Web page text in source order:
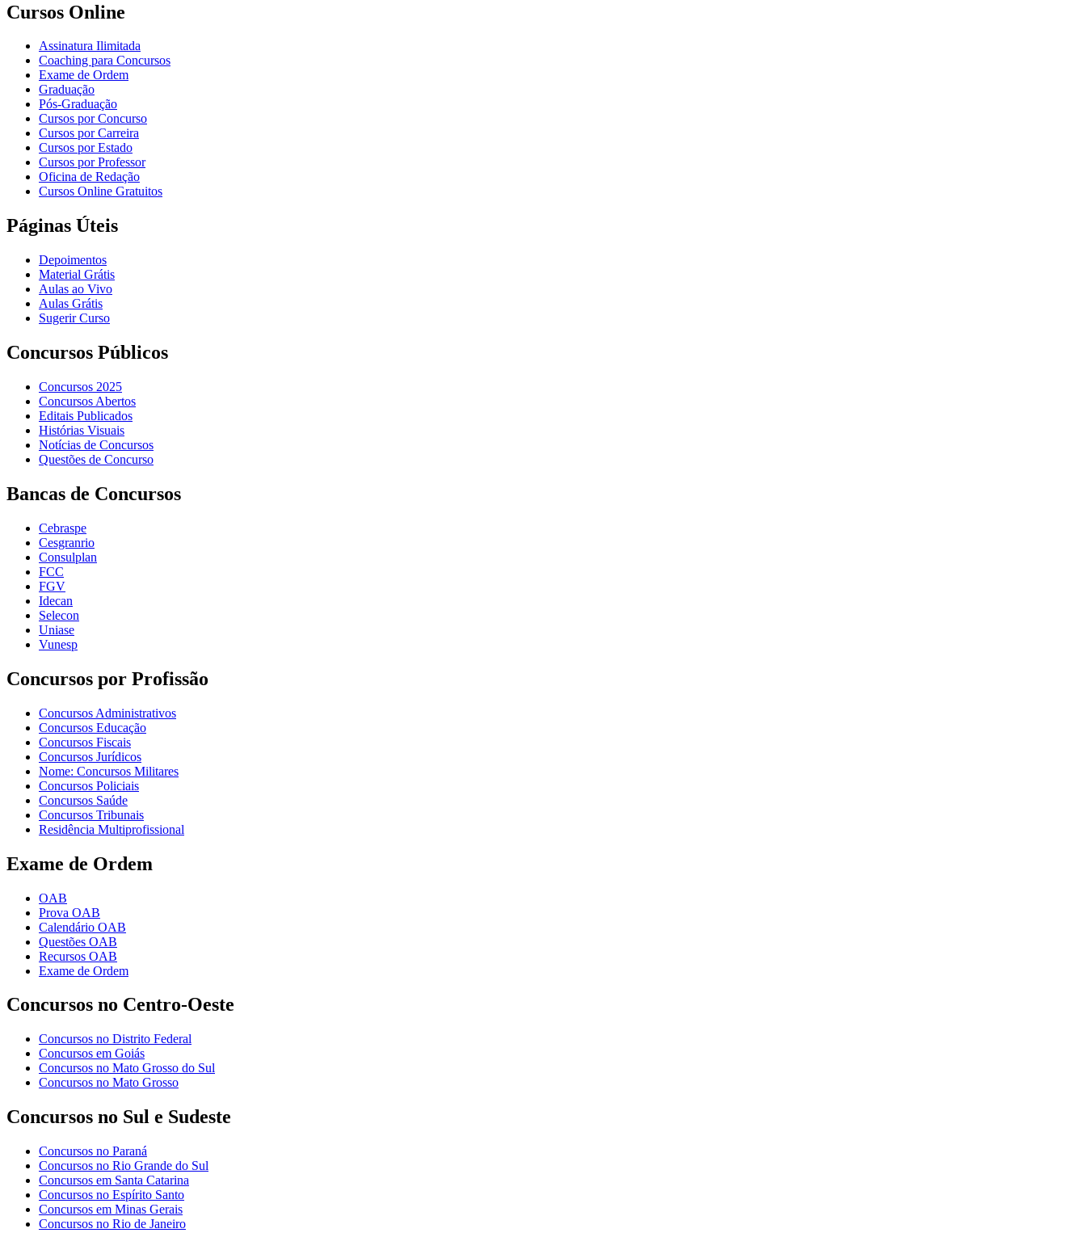
Cursos Online
Assinatura Ilimitada
Coaching para Concursos
Exame de Ordem
Graduação
Pós-Graduação
Cursos por Concurso
Cursos por Carreira
Cursos por Estado
Cursos por Professor
Oficina de Redação
Cursos Online Gratuitos
Páginas Úteis
Depoimentos
Material Grátis
Aulas ao Vivo
Aulas Grátis
Sugerir Curso
Concursos Públicos
Concursos 2025
Concursos Abertos
Editais Publicados
Histórias Visuais
Notícias de Concursos
Questões de Concurso
Bancas de Concursos
Cebraspe
Cesgranrio
Consulplan
FCC
FGV
Idecan
Selecon
Uniase
Vunesp
Concursos por Profissão
Concursos Administrativos
Concursos Educação
Concursos Fiscais
Concursos Jurídicos
Nome: Concursos Militares
Concursos Policiais
Concursos Saúde
Concursos Tribunais
Residência Multiprofissional
Exame de Ordem
OAB
Prova OAB
Calendário OAB
Questões OAB
Recursos OAB
Exame de Ordem
Concursos no Centro-Oeste
Concursos no Distrito Federal
Concursos em Goiás
Concursos no Mato Grosso do Sul
Concursos no Mato Grosso
Concursos no Sul e Sudeste
Concursos no Paraná
Concursos no Rio Grande do Sul
Concursos em Santa Catarina
Concursos no Espírito Santo
Concursos em Minas Gerais
Concursos no Rio de Janeiro